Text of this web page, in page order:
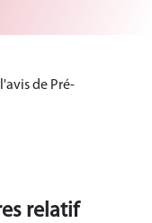
de Pré-
relatif